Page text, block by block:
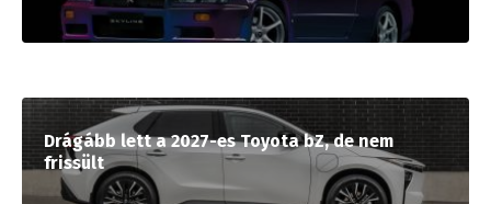
Drágább lett a 2027-es Toyota bZ, de nem
frissült